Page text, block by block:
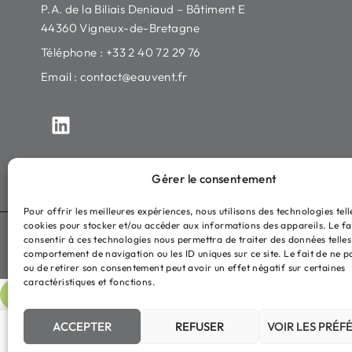
Gérer le consentement
Pour offrir les meilleures expériences, nous utilisons des technologies
cookies pour stocker et/ou accéder aux informations des appareils. Le
consentir à ces technologies nous permettra de traiter des données
comportement de navigation ou les ID uniques sur ce site. Le fait de ne
ou de retirer son consentement peut avoir un effet négatif sur certaines
caractéristiques et fonctions.
ACCEPTER REFUSER VOIR LES
P.A. de la Biliais Deniaud – Bâtiment E
44360 Vigneux-de-Bretagne
Téléphone : +33 2 40 72 29 76
Email :contact@eauvent.fr
Tous droits réservés ©2026EauventMentions légales